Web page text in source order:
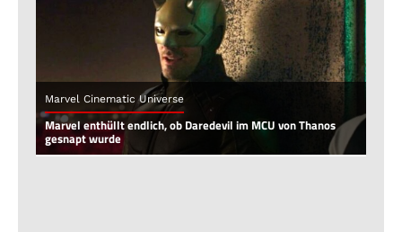
Marvel Cinematic Universe
Marvel enthüllt endlich, ob Daredevil im MCU von Thanos
gesnapt wurde